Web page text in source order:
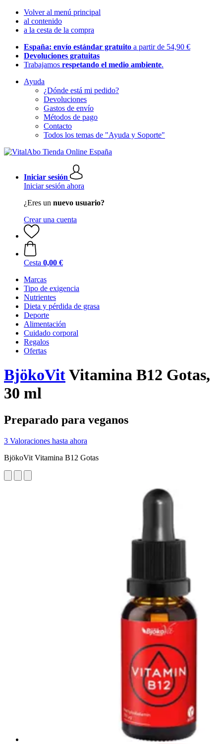
Volver al menú principal
al contenido
a la cesta de la compra
España: envío estándar gratuito a partir de 54,90 €
Devoluciones gratuitas
Trabajamos respetando el medio ambiente.
Ayuda
¿Dónde está mi pedido?
Devoluciones
Gastos de envío
Métodos de pago
Contacto
Todos los temas de "Ayuda y Soporte"
Iniciar sesión
Iniciar sesión ahora
¿Eres un nuevo usuario?
Crear una cuenta
Cesta 0,00 €
Marcas
Tipo de exigencia
Nutrientes
Dieta y pérdida de grasa
Deporte
Alimentación
Cuidado corporal
Regalos
Ofertas
BjökoVitVitamina B12 Gotas,
30 ml
Preparado para veganos
3 Valoraciones hasta ahora
BjökoVit Vitamina B12 Gotas